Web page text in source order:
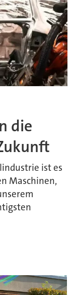
die
ist es
Maschinen,